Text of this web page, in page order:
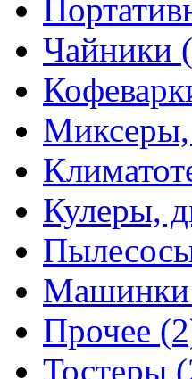
Чайники
Кулеры,
Машинки
Прочее
Тостеры